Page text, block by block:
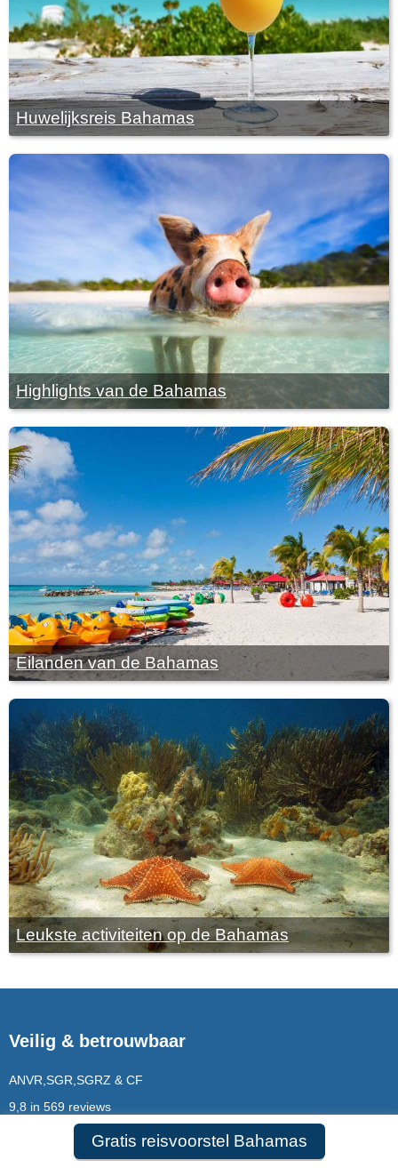
Gratis reisvoorstel Bahamas
Huwelijksreis Bahamas
Highlights van de Bahamas
Eilanden van de Bahamas
Leukste activiteiten op de Bahamas
Veilig & betrouwbaar
ANVR,SGR,SGRZ & CF
9,8 in 569 reviews
Bekend van RTL4
Opgericht in 2005